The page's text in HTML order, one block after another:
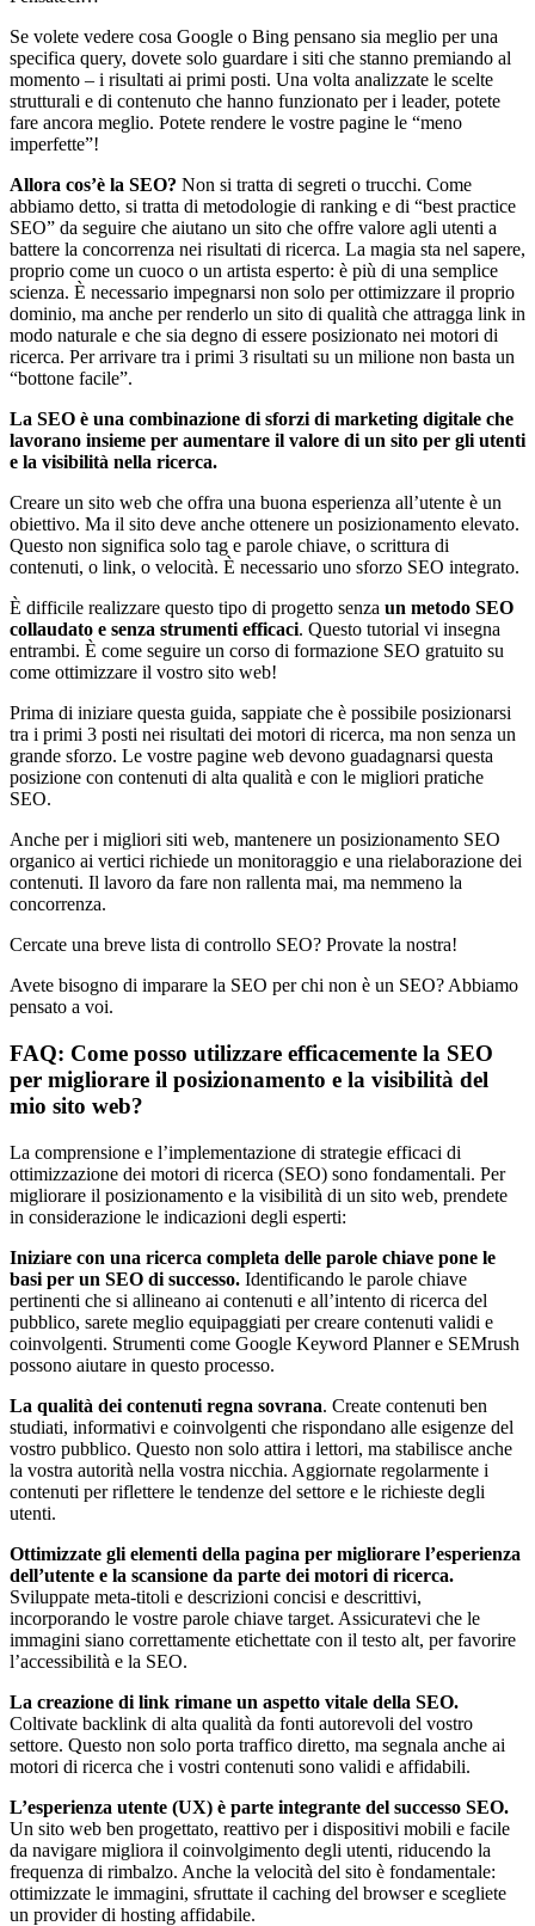
Se volete vedere cosa Google o Bing pensano sia meglio per una
specifica query, dovete solo guardare i siti che stanno premiando al
momento – i risultati ai primi posti. Una volta analizzate le scelte
strutturali e di contenuto che hanno funzionato per i leader, potete
fare ancora meglio. Potete rendere le vostre pagine le “meno
imperfette”!
Allora cos’è la SEO? Non si tratta di segreti o trucchi. Come
abbiamo detto, si tratta di metodologie di ranking e di “best practice
SEO” da seguire che aiutano un sito che offre valore agli utenti a
battere la concorrenza nei risultati di ricerca. La magia sta nel sapere,
proprio come un cuoco o un artista esperto: è più di una semplice
scienza. È necessario impegnarsi non solo per ottimizzare il proprio
dominio, ma anche per renderlo un sito di qualità che attragga link in
modo naturale e che sia degno di essere posizionato nei motori di
ricerca. Per arrivare tra i primi 3 risultati su un milione non basta un
“bottone facile”.
La SEO è una combinazione di sforzi di marketing digitale che
lavorano insieme per aumentare il valore di un sito per gli utenti
e la visibilità nella ricerca.
Creare un sito web che offra una buona esperienza all’utente è un
obiettivo. Ma il sito deve anche ottenere un posizionamento elevato.
Questo non significa solo tag e parole chiave, o scrittura di
contenuti, o link, o velocità. È necessario uno sforzo SEO integrato.
È difficile realizzare questo tipo di progetto senza un metodo SEO
collaudato e senza strumenti efficaci. Questo tutorial vi insegna
entrambi. È come seguire un corso di formazione SEO gratuito su
come ottimizzare il vostro sito web!
Prima di iniziare questa guida, sappiate che è possibile posizionarsi
tra i primi 3 posti nei risultati dei motori di ricerca, ma non senza un
grande sforzo. Le vostre pagine web devono guadagnarsi questa
posizione con contenuti di alta qualità e con le migliori pratiche
SEO.
Anche per i migliori siti web, mantenere un posizionamento SEO
organico ai vertici richiede un monitoraggio e una rielaborazione dei
contenuti. Il lavoro da fare non rallenta mai, ma nemmeno la
concorrenza.
Cercate una breve lista di controllo SEO? Provate la nostra!
Avete bisogno di imparare la SEO per chi non è un SEO? Abbiamo
pensato a voi.
FAQ: Come posso utilizzare efficacemente la SEO
per migliorare il posizionamento e la visibilità del
mio sito web?
La comprensione e l’implementazione di strategie efficaci di
ottimizzazione dei motori di ricerca (SEO) sono fondamentali. Per
migliorare il posizionamento e la visibilità di un sito web, prendete
in considerazione le indicazioni degli esperti:
Iniziare con una ricerca completa delle parole chiave pone le
basi per un SEO di successo. Identificando le parole chiave
pertinenti che si allineano ai contenuti e all’intento di ricerca del
pubblico, sarete meglio equipaggiati per creare contenuti validi e
coinvolgenti. Strumenti come Google Keyword Planner e SEMrush
possono aiutare in questo processo.
La qualità dei contenuti regna sovrana. Create contenuti ben
studiati, informativi e coinvolgenti che rispondano alle esigenze del
vostro pubblico. Questo non solo attira i lettori, ma stabilisce anche
la vostra autorità nella vostra nicchia. Aggiornate regolarmente i
contenuti per riflettere le tendenze del settore e le richieste degli
utenti.
Ottimizzate gli elementi della pagina per migliorare l’esperienza
dell’utente e la scansione da parte dei motori di ricerca.
Sviluppate meta-titoli e descrizioni concisi e descrittivi,
incorporando le vostre parole chiave target. Assicuratevi che le
immagini siano correttamente etichettate con il testo alt, per favorire
l’accessibilità e la SEO.
La creazione di link rimane un aspetto vitale della SEO.
Coltivate backlink di alta qualità da fonti autorevoli del vostro
settore. Questo non solo porta traffico diretto, ma segnala anche ai
motori di ricerca che i vostri contenuti sono validi e affidabili.
L’esperienza utente (UX) è parte integrante del successo SEO.
Un sito web ben progettato, reattivo per i dispositivi mobili e facile
da navigare migliora il coinvolgimento degli utenti, riducendo la
frequenza di rimbalzo. Anche la velocità del sito è fondamentale:
ottimizzate le immagini, sfruttate il caching del browser e scegliete
un provider di hosting affidabile.